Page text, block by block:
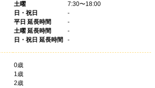
土曜
7:30〜18:00
日・祝日
-
平日 延長時間
-
土曜 延長時間
-
日・祝日 延長時間
-
0歳
1歳
2歳